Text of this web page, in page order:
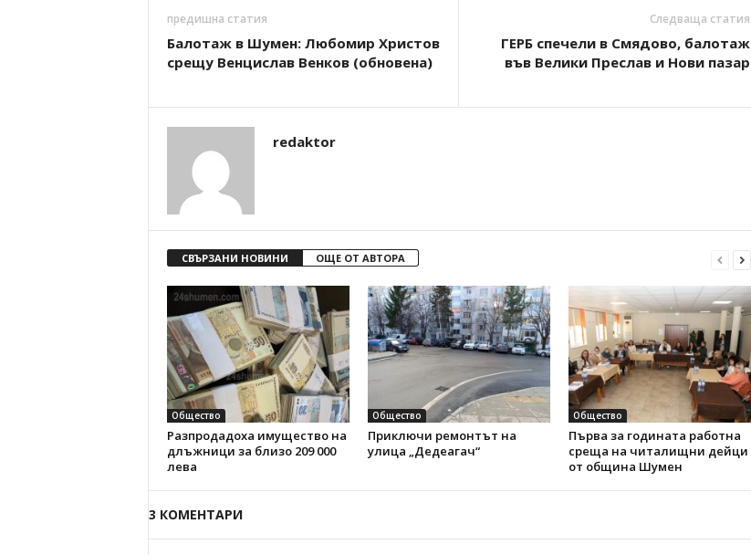
предишна статия
Балотаж в Шумен: Любомир Христов
срещу Венцислав Венков (обновена)
Следваща статия
ГЕРБ спечели в Смядово, балотаж
във Велики Преслав и Нови пазар
redaktor
СВЪРЗАНИ НОВИНИ ОЩЕ ОТ АВТОРА
Общество
Разпродадоха имущество на
длъжници за близо 209 000
лева
Общество
Приключи ремонтът на
улица „Дедеагач“
Общество
Първа за годината работна
среща на читалищни дейци
от община Шумен
3 КОМЕНТАРИ